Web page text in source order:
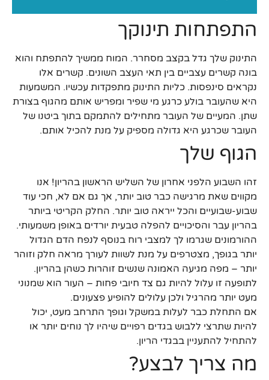
התפתחות תינוקך
התינוק שלך גדל בקצב מסחרר. המוח ממשיך להתפתח והוא
בונה קשרים עצביים בין תאי העצב השונים. קשרים אלו
נקראים סינפסות. כליות התינוק מתפקדות עכשיו. המשמעות
היא שהעובר בולע כרגע מי שפיר ומפריש אותם מהגוף בצורת
שתן. המעיים של העובר מתחילים להתמקם בתוך ביטנו של
העובר שכרגע היא גדולה מספיק על מנת להכיל אותם.
הגוף שלך
זהו השבוע הלפני אחרון של השליש הראשון בהריון! אנו
מקווים שאת מרגישה כבר טוב יותר, אך גם אם לא, חכי עוד
שבוע-שבועיים והכל ייראה טוב יותר. החלק הקריטי ביותר
בהריון עבר והסיכויים להפלה טבעית יורדים באופן משמעותי.
ההורמונים שגרמו לך למצבי רוח בנוסף לנפח הדם הגדול
יותר בגופך, מצטרפים על מנת לשוות לעורך מראה חלק וזוהר
יותר – מפה מגיעה האמונה שנשים זוהרות כשהן בהריון.
לתופעה זו עלול להיות גם צד חיובי פחות – העור הוא שמנוני
מעט יותר מהרגיל ולכן עלולים להופיע פצעונים.
אם התחלת כבר לעלות במשקל וגופך התרחב מעט, יכול
להיות שתרצי ללבוש בגדים רפויים שיהיו לך נוחים יותר או
להתחיל להתעניין בבגדי הריון.
מה צריך לבצע?